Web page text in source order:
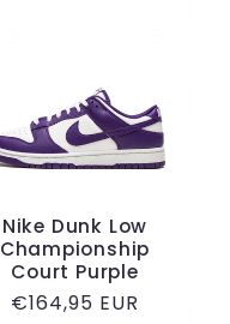
Nike Dunk Low
Championship
Court Purple
Normale
€164,95 EUR